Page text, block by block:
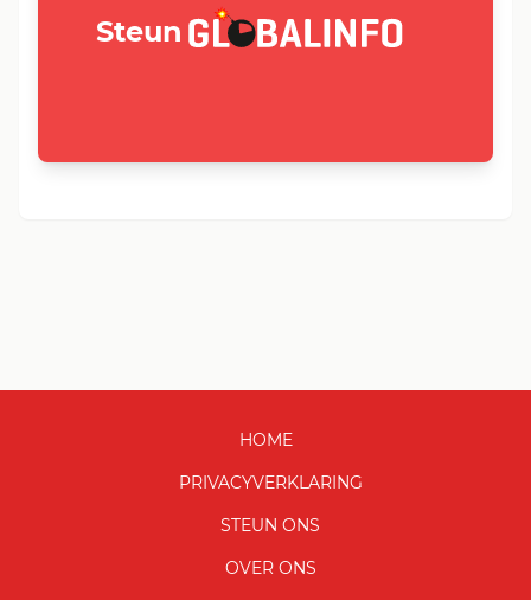
Steun GLOBALINFO.nl
HOME
PRIVACYVERKLARING
STEUN ONS
OVER ONS